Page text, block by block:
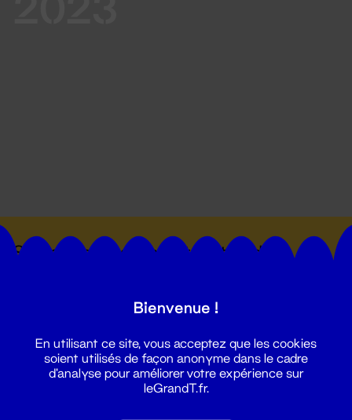
Suivez toutes les actualités du
Bienvenue !
En utilisant ce site, vous acceptez que les cookies
soient utilisés de façon anonyme dans le cadre
d'analyse pour améliorer votre expérience sur
leGrandT.fr.